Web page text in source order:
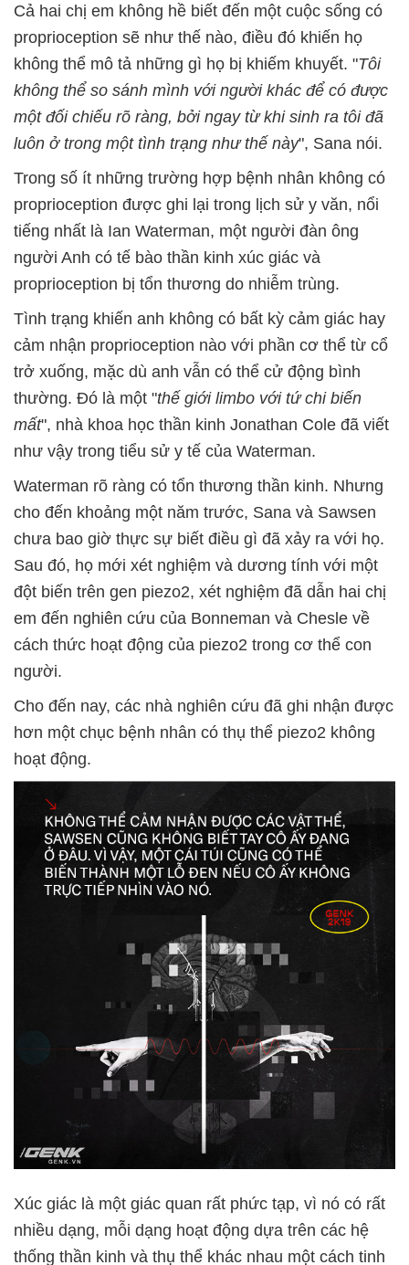
Cả hai chị em không hề biết đến một cuộc sống có
proprioception sẽ như thế nào, điều đó khiến họ
không thể mô tả những gì họ bị khiếm khuyết. "Tôi
không thể so sánh mình với người khác để có được
một đối chiếu rõ ràng, bởi ngay từ khi sinh ra tôi đã
luôn ở trong một tình trạng như thế này", Sana nói.
Trong số ít những trường hợp bệnh nhân không có
proprioception được ghi lại trong lịch sử y văn, nổi
tiếng nhất là Ian Waterman, một người đàn ông
người Anh có tế bào thần kinh xúc giác và
proprioception bị tổn thương do nhiễm trùng.
Tình trạng khiến anh không có bất kỳ cảm giác hay
cảm nhận proprioception nào với phần cơ thể từ cổ
trở xuống, mặc dù anh vẫn có thể cử động bình
thường. Đó là một "thế giới limbo với tứ chi biến
mất", nhà khoa học thần kinh Jonathan Cole đã viết
như vậy trong tiểu sử y tế của Waterman.
Waterman rõ ràng có tổn thương thần kinh. Nhưng
cho đến khoảng một năm trước, Sana và Sawsen
chưa bao giờ thực sự biết điều gì đã xảy ra với họ.
Sau đó, họ mới xét nghiệm và dương tính với một
đột biến trên gen piezo2, xét nghiệm đã dẫn hai chị
em đến nghiên cứu của Bonneman và Chesle về
cách thức hoạt động của piezo2 trong cơ thể con
người.
Cho đến nay, các nhà nghiên cứu đã ghi nhận được
hơn một chục bệnh nhân có thụ thể piezo2 không
hoạt động.
Xúc giác là một giác quan rất phức tạp, vì nó có rất
nhiều dạng, mỗi dạng hoạt động dựa trên các hệ
thống thần kinh và thụ thể khác nhau một cách tinh